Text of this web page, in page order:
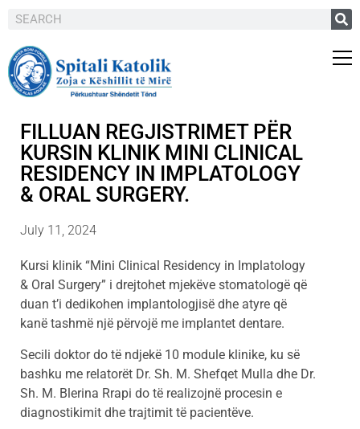
FILLUAN REGJISTRIMET PËR
KURSIN KLINIK MINI CLINICAL
RESIDENCY IN IMPLATOLOGY
& ORAL SURGERY.
July 11, 2024
Kursi klinik “Mini Clinical Residency in Implatology
& Oral Surgery” i drejtohet mjekëve stomatologë që
duan t’i dedikohen implantologjisë dhe atyre që
kanë tashmë një përvojë me implantet dentare.
Secili doktor do të ndjekë 10 module klinike, ku së
bashku me relatorët Dr. Sh. M. Shefqet Mulla dhe Dr.
Sh. M. Blerina Rrapi do të realizojnë procesin e
diagnostikimit dhe trajtimit të pacientëve.